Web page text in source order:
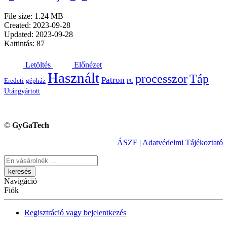
File size: 1.24 MB
Created: 2023-09-28
Updated: 2023-09-28
Kattintás: 87
Letöltés Előnézet
Eredeti gépház Használt Patron PC processzorTáp
Utángyártott
© GyGaTech
ÁSZF | Adatvédelmi Tájékoztató
Keresés
Navigáció
Fiók
Regisztráció vagy bejelentkezés